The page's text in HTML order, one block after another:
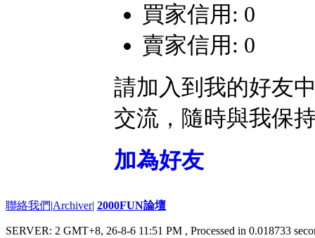
買家信用: 0
賣家信用: 0
請加入到我的好友
交流，隨時與我保
加為好友
聯絡我們|Archiver| 2000FUN論壇
SERVER: 2 GMT+8, 26-8-6 11:51 PM , Processed in 0.018733